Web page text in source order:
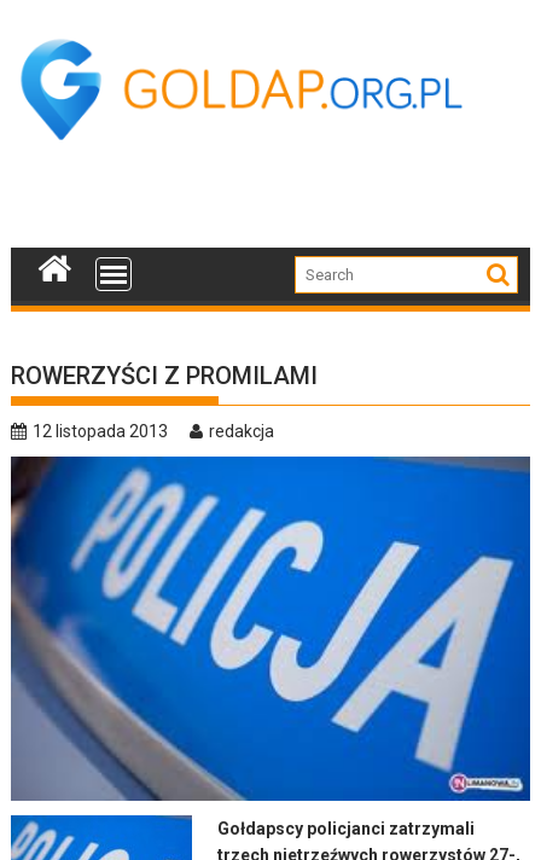
content
ROWERZYŚCI Z PROMILAMI
12 listopada 2013 redakcja
Gołdapscy policjanci zatrzymali
trzech nietrzeźwych rowerzystów 27-,